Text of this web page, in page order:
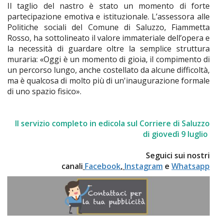
Il taglio del nastro è stato un momento di forte
partecipazione emotiva e istituzionale. L’assessora alle
Politiche sociali del Comune di Saluzzo, Fiammetta
Rosso, ha sottolineato il valore immateriale dell’opera e
la necessità di guardare oltre la semplice struttura
muraria: «Oggi è un momento di gioia, il compimento di
un percorso lungo, anche costellato da alcune difficoltà,
ma è qualcosa di molto più di un'inaugurazione formale
di uno spazio fisico».
Il servizio completo in edicola sul Corriere di Saluzzo
di giovedì 9 luglio
Seguici sui nostri
canali Facebook, Instagram e Whatsapp